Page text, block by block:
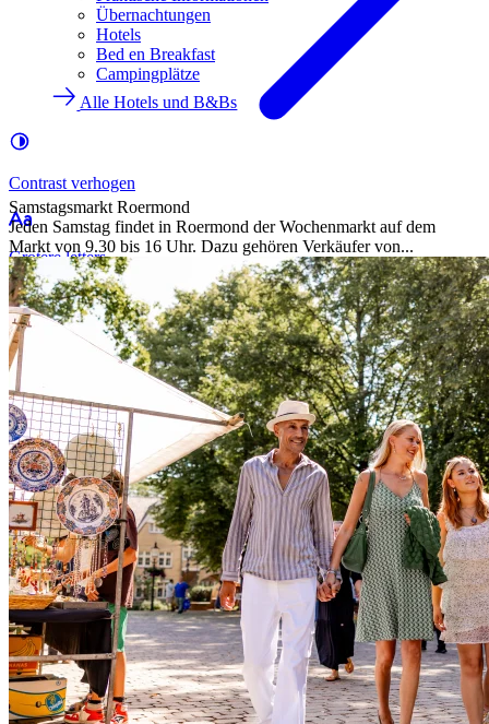
Übernachtungen
Hotels
Bed en Breakfast
Campingplätze
Alle Hotels und B&Bs
Contrast verhogen
Grotere letters
Kontakt
Samstagsmarkt Roermond
Jeden Samstag findet in Roermond der Wochenmarkt auf dem
Markt von 9.30 bis 16 Uhr. Dazu gehören Verkäufer von...